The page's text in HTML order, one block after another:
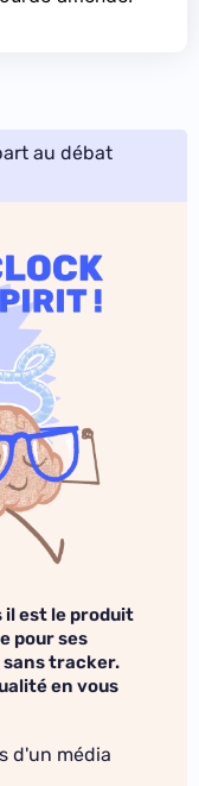
au débat
il est le produit
pour ses
sans tracker.
en vous
d'un média